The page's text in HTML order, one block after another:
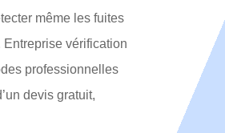
même les fuites
vérification
professionnelles
devis gratuit,